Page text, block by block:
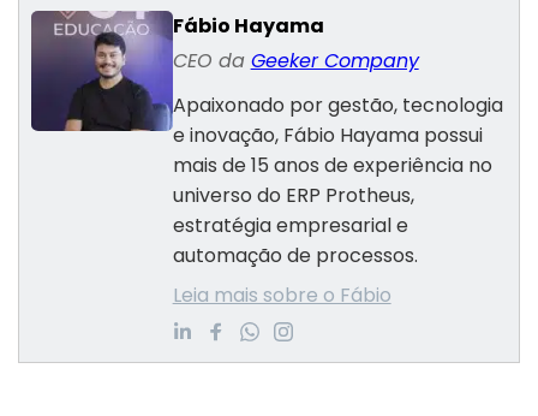
Fábio Hayama
CEO da Geeker Company
Apaixonado por gestão, tecnologia
e inovação, Fábio Hayama possui
mais de 15 anos de experiência no
universo do ERP Protheus,
estratégia empresarial e
automação de processos.
Leia mais sobre o Fábio